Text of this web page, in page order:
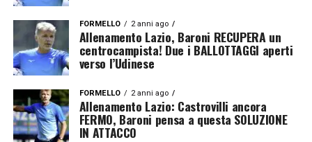
FORMELLO 2 anni ago
Allenamento Lazio, Baroni RECUPERA un
centrocampista! Due i BALLOTTAGGI aperti
verso l’Udinese
FORMELLO 2 anni ago
Allenamento Lazio: Castrovilli ancora
FERMO, Baroni pensa a questa SOLUZIONE
IN ATTACCO